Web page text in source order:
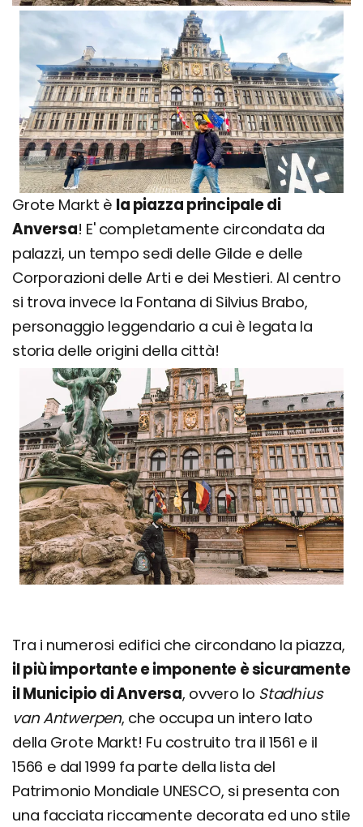
Grote Markt è la piazza principale di
Anversa! E' completamente circondata da
palazzi, un tempo sedi delle Gilde e delle
Corporazioni delle Arti e dei Mestieri. Al centro
si trova invece la Fontana di Silvius Brabo,
personaggio leggendario a cui è legata la
storia delle origini della città!
Tra i numerosi edifici che circondano la piazza,
il più importante e imponente è sicuramente
il Municipio di Anversa, ovvero lo Stadhius
van Antwerpen, che occupa un intero lato
della Grote Markt! Fu costruito tra il 1561 e il
1566 e dal 1999 fa parte della lista del
Patrimonio Mondiale UNESCO, si presenta con
una facciata riccamente decorata ed uno stile